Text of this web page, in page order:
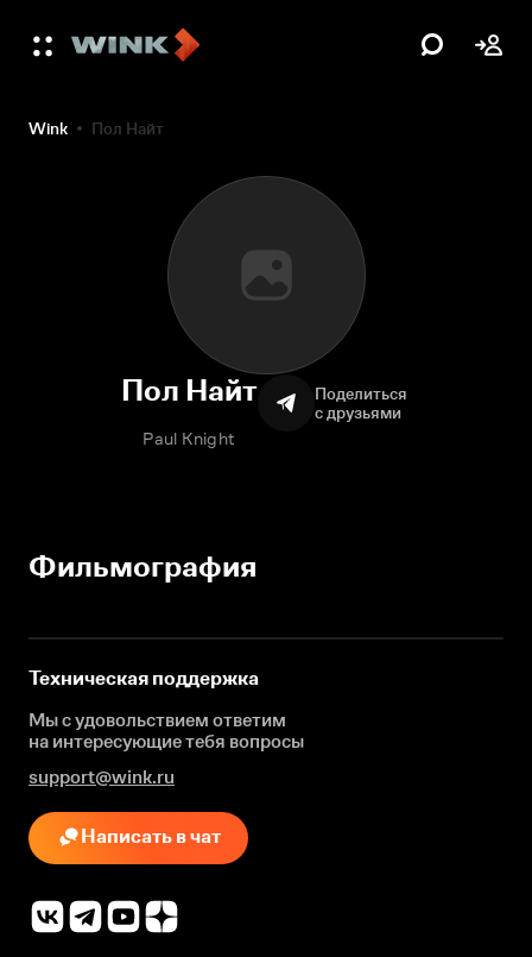
Wink Пол Найт
Пол Найт
Paul Knight
Поделиться
с друзьями
Фильмография
Техническая поддержка
Мы с удовольствием ответим
на интересующиетебя вопросы
support@wink.ru
Написать в чат